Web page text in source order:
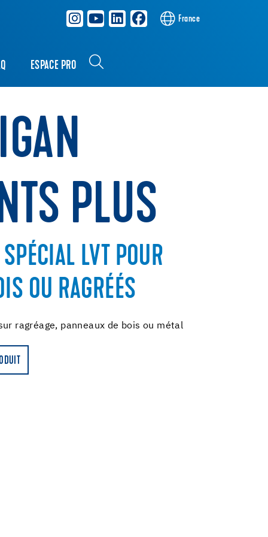
France
ESPACE PRO
PLUS
LVT POUR
OU RAGRÉÉS
ragréage, panneaux de bois ou métal